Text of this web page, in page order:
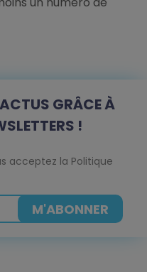
GRÂCE À
!
acceptez la Politique